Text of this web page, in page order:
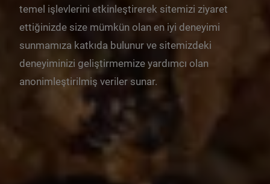
temel işlevlerini etkinleştirerek sitemizi ziyaret
ettiğinizde size mümkün olan en iyi deneyimi
sunmamıza katkıda bulunur ve sitemizdeki
deneyiminizi geliştirmemize yardımcı olan
anonimleştirilmiş veriler sunar.